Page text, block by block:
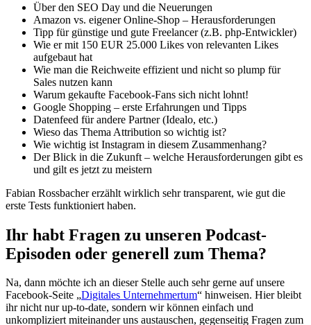
Über den SEO Day und die Neuerungen
Amazon vs. eigener Online-Shop – Herausforderungen
Tipp für günstige und gute Freelancer (z.B. php-Entwickler)
Wie er mit 150 EUR 25.000 Likes von relevanten Likes
aufgebaut hat
Wie man die Reichweite effizient und nicht so plump für
Sales nutzen kann
Warum gekaufte Facebook-Fans sich nicht lohnt!
Google Shopping – erste Erfahrungen und Tipps
Datenfeed für andere Partner (Idealo, etc.)
Wieso das Thema Attribution so wichtig ist?
Wie wichtig ist Instagram in diesem Zusammenhang?
Der Blick in die Zukunft – welche Herausforderungen gibt es
und gilt es jetzt zu meistern
Fabian Rossbacher erzählt wirklich sehr transparent, wie gut die
erste Tests funktioniert haben.
Ihr habt Fragen zu unseren Podcast-
Episoden oder generell zum Thema?
Na, dann möchte ich an dieser Stelle auch sehr gerne auf unsere
Facebook-Seite „Digitales Unternehmertum“ hinweisen. Hier bleibt
ihr nicht nur up-to-date, sondern wir können einfach und
unkompliziert miteinander uns austauschen, gegenseitig Fragen zum